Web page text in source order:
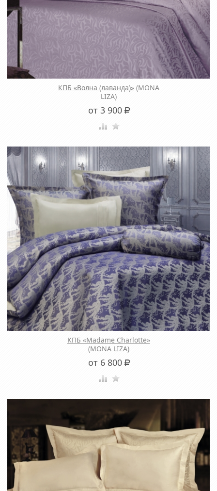
КПБ «Волна (лаванда)» (MONA
LIZA)
от 3 900 Р
КПБ «Madame Charlotte»
(MONA LIZA)
от 6 800 Р